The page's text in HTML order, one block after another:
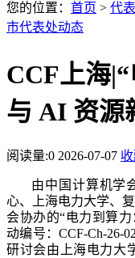
您的位置： 首页 > 代
市代表处动态
CCF上海
与 AI 资源
阅读量:0 2026-07-07
由中国计算机学
心、上海电力大学、
会协办的“电力到算
动编号：CCF-Ch-26-
研讨会由上海电力大